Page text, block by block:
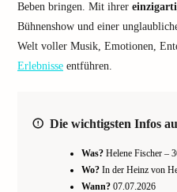
Beben bringen. Mit ihrer
Bühnenshow und einer
Welt voller Musik, Emotionen,
Erlebnisse entführen.
Die wichtigsten Infos
Was? Helene Fischer –
Wo? In der Heinz von
Wann? 07.07.2026